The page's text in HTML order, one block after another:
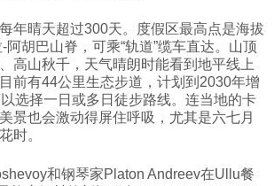
年晴天超过300天。度假区最高点是海拔
胡巴山脊，可乘“轨道”缆车直达。山顶
高山秋千，天气晴朗时能看到地平线上
前有44公里生态步道，计划到2030年增
选择一日或多日徒步路线。连当地的卡
景也会激动得屏住呼吸，尤其是六七月
时。